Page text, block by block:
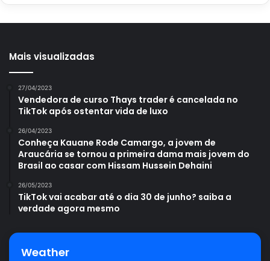
Mais visualizadas
27/04/2023
Vendedora de curso Thays trader é cancelada no
TikTok após ostentar vida de luxo
26/04/2023
Conheça Kauane Rode Camargo, a jovem de
Araucária se tornou a primeira dama mais jovem do
Brasil ao casar com Hissam Hussein Dehaini
26/05/2023
TikTok vai acabar até o dia 30 de junho? saiba a
verdade agora mesmo
Weather